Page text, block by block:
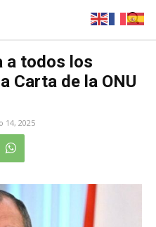
a todos los
Carta de la ONU
14, 2025